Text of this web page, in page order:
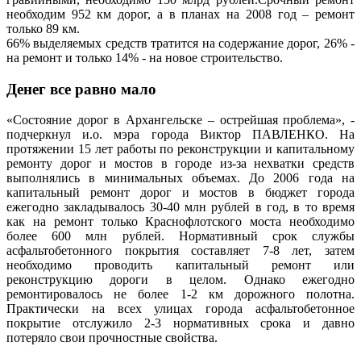
необходим 952 км дорог, а в планах на 2008 год – ремонт
только 89 км.
66% выделяемых средств тратится на содержание дорог, 26% -
на ремонт и только 14% - на новое строительство.
Денег все равно мало
«Состояние дорог в Архангельске – острейшая проблема», -
подчеркнул и.о. мэра города Виктор ПАВЛЕНКО. На
протяжении 15 лет работы по реконструкции и капитальному
ремонту дорог и мостов в городе из-за нехватки средств
выполнялись в минимальных объемах. До 2006 года на
капитальный ремонт дорог и мостов в бюджет города
ежегодно закладывалось 30-40 млн рублей в год, в то время
как на ремонт только Краснофлотского моста необходимо
более 600 млн рублей. Нормативный срок службы
асфальтобетонного покрытия составляет 7-8 лет, затем
необходимо проводить капитальный ремонт или
реконструкцию дороги в целом. Однако ежегодно
ремонтировалось не более 1-2 км дорожного полотна.
Практически на всех улицах города асфальтобетонное
покрытие отслужило 2-3 нормативных срока и давно
потеряло свои прочностные свойства.